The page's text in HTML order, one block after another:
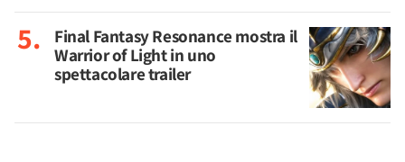
Final Fantasy Resonance mostra il
Warrior of Light in uno
spettacolare trailer